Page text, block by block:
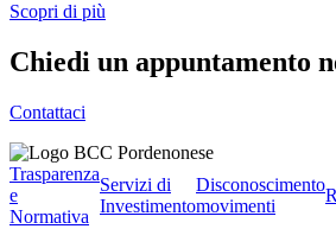
Scopri di più
Chiedi un appuntamento
Contattaci
Trasparenza
e
Normativa
Servizi di
Investimento
Disconoscimento
movimenti